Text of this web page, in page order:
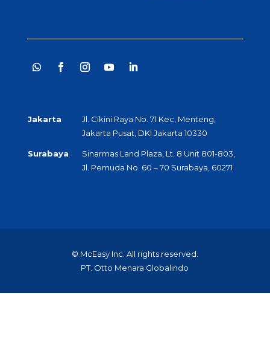
Jakarta
Jl. Cikini Raya No. 71 Kec, Menteng,
Jakarta Pusat, DKI Jakarta 10330
Surabaya
Sinarmas Land Plaza, Lt. 8 Unit 801-803,
Jl. Pemuda No. 60 – 70 Surabaya, 60271
© McEasy Inc. All rights reserved.
PT. Otto Menara Globalindo